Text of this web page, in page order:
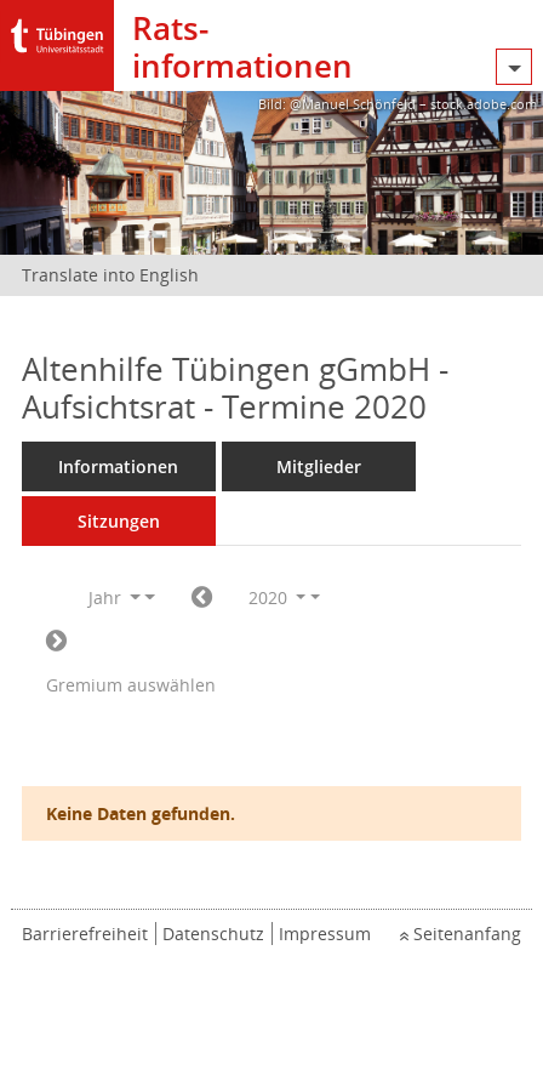
Rats­
informationen
Bild: @Manuel Schönfeld – stock.adobe.com
Translate into English
Altenhilfe Tübingen gGmbH -
Aufsichtsrat - Termine 2020
Informationen Mitglieder
Sitzungen
Jahr 2020
Gremium auswählen
Keine Daten gefunden.
Barrierefreiheit Datenschutz Impressum Seitenanfang